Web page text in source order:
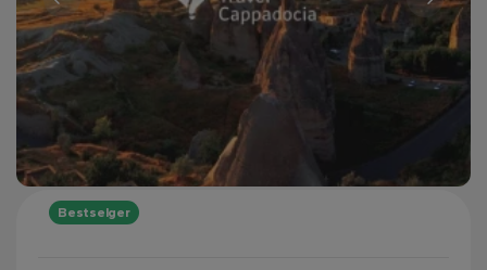
Bestselger